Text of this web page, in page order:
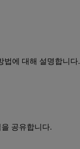
법에 대해 설명합니다.
공유합니다.